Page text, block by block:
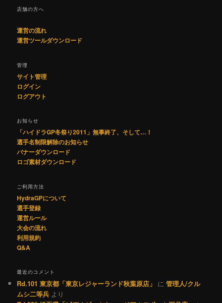
店舗の方へ
運営の流れ
運営ツールダウンロード
管理
サイト管理
ログイン
ログアウト
お知らせ
「ハイドラGP冬祭り2011」無事終了、そして…！
選手名制限解除のお知らせ
バナーダウンロード
ロゴ素材ダウンロード
ご利用方法
HydraGPについて
選手登録
運営ルール
大会の流れ
利用規約
Q&A
最近のコメント
Rd.101 東京都「東京レジャーランド秋葉原店」 に管理人/クル
ムシ二等兵 より